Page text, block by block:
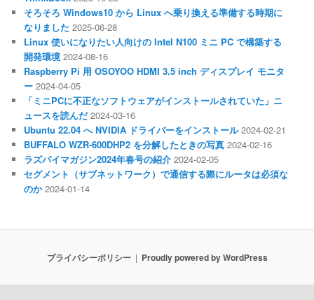
そろそろ Windows10 から Linux へ乗り換える準備する時期に
なりました 2025-06-28
Linux 使いになりたい人向けの Intel N100 ミニ PC で構築する
開発環境 2024-08-16
Raspberry Pi 用 OSOYOO HDMI 3.5 inch ディスプレイ モニタ
ー 2024-04-05
「ミニPCに不正なソフトウェアがインストールされていた」ニ
ュースを読んだ 2024-03-16
Ubuntu 22.04 へ NVIDIA ドライバーをインストール 2024-02-21
BUFFALO WZR-600DHP2 を分解したときの写真 2024-02-16
ラズパイマガジン2024年春号の紹介 2024-02-05
セグメント（サブネットワーク）で通信する際にルータは必須な
のか 2024-01-14
プライバシーポリシー Proudly powered by WordPress